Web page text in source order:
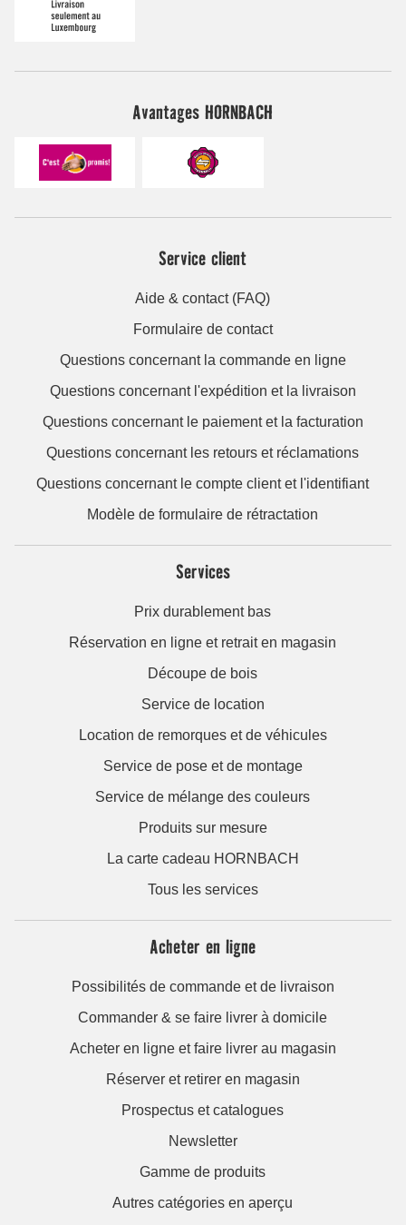
Avantages HORNBACH
Service client
Aide & contact (FAQ)
Formulaire de contact
Questions concernant la commande en ligne
Questions concernant l'expédition et la livraison
Questions concernant le paiement et la facturation
Questions concernant les retours et réclamations
Questions concernant le compte client et l'identifiant
Modèle de formulaire de rétractation
Services
Prix durablement bas
Réservation en ligne et retrait en magasin
Découpe de bois
Service de location
Location de remorques et de véhicules
Service de pose et de montage
Service de mélange des couleurs
Produits sur mesure
La carte cadeau HORNBACH
Tous les services
Acheter en ligne
Possibilités de commande et de livraison
Commander & se faire livrer à domicile
Acheter en ligne et faire livrer au magasin
Réserver et retirer en magasin
Prospectus et catalogues
Newsletter
Gamme de produits
Autres catégories en aperçu